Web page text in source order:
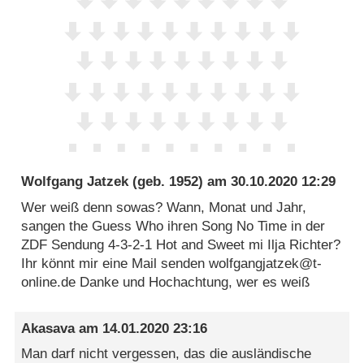
Wolfgang Jatzek(geb. 1952) am30.10.2020 12:29
Wer weiß denn sowas? Wann, Monat und Jahr,
sangen the Guess Who ihren Song No Time in der
ZDF Sendung 4-3-2-1 Hot and Sweet mi Ilja Richter?
Ihr könnt mir eine Mail senden wolfgangjatzek@t-
online.de Danke und Hochachtung, wer es weiß
Akasavaam 14.01.2020 23:16
Man darf nicht vergessen, das die ausländische